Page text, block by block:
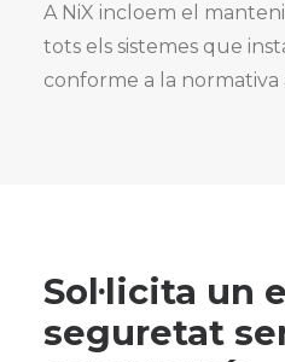
A NiX incloem el
tots els sistemes que
conforme a la normativa
Sol·licita un
seguretat